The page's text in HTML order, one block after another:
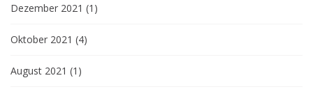
Dezember 2021 (1)
Oktober 2021 (4)
August 2021 (1)